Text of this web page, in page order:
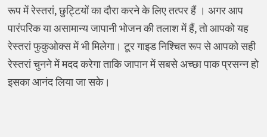
रूप में रेस्तरां, छुट्टियों का दौरा करने के लिए तत्पर हैं । अगर आप
पारंपरिक या असामान्य जापानी भोजन की तलाश में हैं, तो आपको यह
रेस्तरां फुकुओक्स में भी मिलेगा। टूर गाइड निश्चित रूप से आपको सही
रेस्तरां चुनने में मदद करेगा ताकि जापान में सबसे अच्छा पाक प्रसन्न हो
इसका आनंद लिया जा सके।